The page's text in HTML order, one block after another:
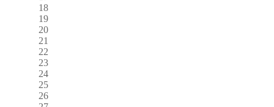
18
19
20
21
22
23
24
25
26